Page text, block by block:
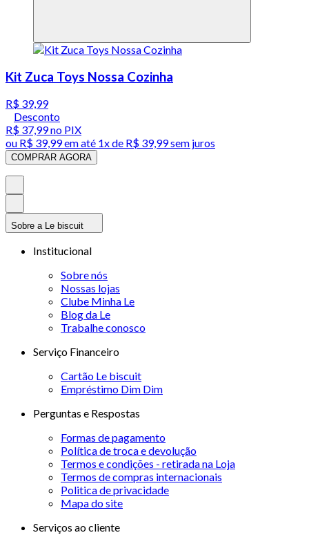
Kit Zuca Toys Nossa Cozinha
R$ 39,99
Desconto
R$ 37,99no PIX
ou R$ 39,99em até 1x de R$ 39,99sem juros
COMPRAR AGORA
Sobre a Le biscuit
Institucional
Sobre nós
Nossas lojas
Clube Minha Le
Blog da Le
Trabalhe conosco
Serviço Financeiro
Cartão Le biscuit
Empréstimo Dim Dim
Perguntas e Respostas
Formas de pagamento
Política de troca e devolução
Termos e condições - retirada na Loja
Termos de compras internacionais
Politica de privacidade
Mapa do site
Serviços ao cliente